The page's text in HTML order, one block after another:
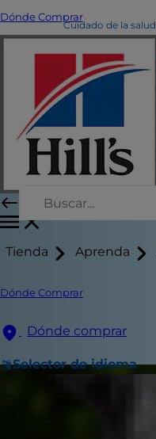
Dónde Comprar
Tienda Aprenda
Dónde Comprar
Dónde comprar
Selector de idioma
Cuidado de la salud